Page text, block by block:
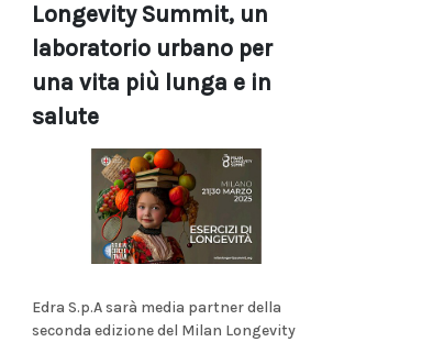
Longevity Summit, un
laboratorio urbano per
una vita più lunga e in
salute
Edra S.p.A sarà media partner della
seconda edizione del Milan Longevity